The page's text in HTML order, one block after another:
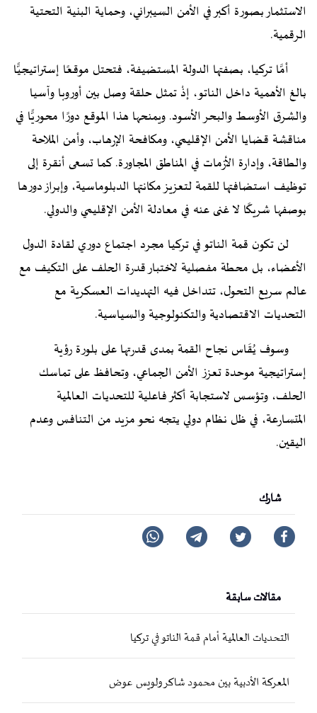
الاستثمار بصورة أكبر في الأمن السيبراني، وحماية البنية التحتية
الرقمية.
أمَّا تركيا، بصفتها الدولة المستضيفة، فتحتل موقعًا إستراتيجيًّا
بالغ الأهمية داخل الناتو، إذْ تمثل حلقة وصل بين أوروبا وآسيا
والشرق الأوسط والبحر الأسود. ويمنحها هذا الموقع دورًا محوريًّا في
مناقشة قضايا الأمن الإقليمي، ومكافحة الإرهاب، وأمن الملاحة
والطاقة، وإدارة الأزمات في المناطق المجاورة. كما تسعى أنقرة إلى
توظيف استضافتها للقمة لتعزيز مكانتها الدبلوماسية، وإبراز دورها
بوصفها شريكًا لا غنى عنه في معادلة الأمن الإقليمي والدولي.
لن تكون قمة الناتو في تركيا مجرد اجتماع دوري لقادة الدول
الأعضاء، بل محطة مفصلية لاختبار قدرة الحلف على التكيف مع
عالم سريع التحول، تتداخل فيه التهديدات العسكرية مع
التحديات الاقتصادية والتكنولوجية والسياسية.
وسوف يُقَاس نجاح القمة بمدى قدرتها على بلورة رؤية
إستراتيجية موحدة تعزز الأمن الجماعي، وتحافظ على تماسك
الحلف، وتؤسس لاستجابة أكثر فاعلية للتحديات العالمية
المتسارعة، في ظل نظام دولي يتجه نحو مزيد من التنافس وعدم
اليقين.
شارك
مقالات سابقة
التحديات العالمية أمام قمة الناتو في تركيا
المعركة الأدبية بين محمود شاكر ولويس عوض